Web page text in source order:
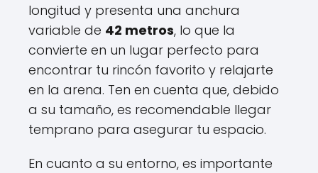
longitud y presenta una anchura
variable de 42 metros, lo que la
convierte en un lugar perfecto para
encontrar tu rincón favorito y relajarte
en la arena. Ten en cuenta que, debido
a su tamaño, es recomendable llegar
temprano para asegurar tu espacio.
En cuanto a su entorno, es importante